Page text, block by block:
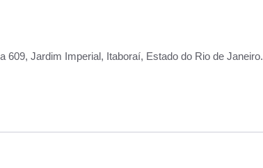
609, Jardim Imperial, Itaboraí, Estado do Rio de Janeiro.